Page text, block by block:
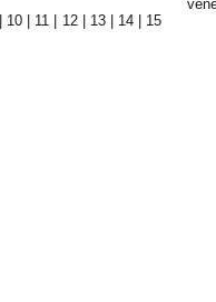
10 11 12| 13| 14
15